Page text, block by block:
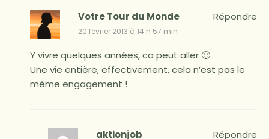
Votre Tour du Monde
20 février 2013 à 14 h 57 min
Y vivre quelques années, ca peut aller 🙂
Une vie entière, effectivement, cela n’est pas le
même engagement !
Répondre
aktionjob Répondre